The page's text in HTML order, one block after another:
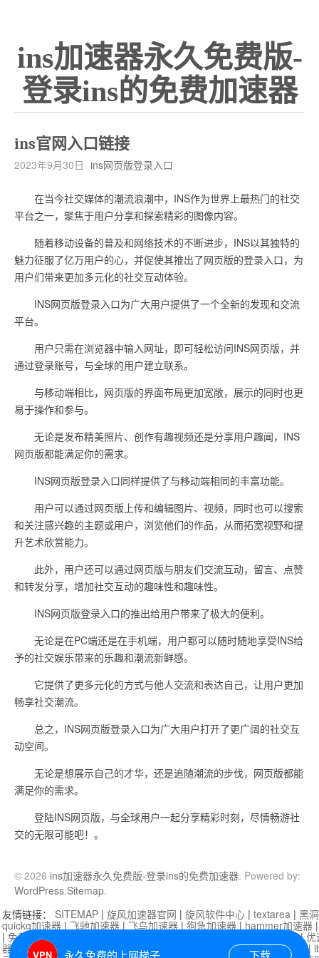
ins加速器永久免费版-
登录ins的免费加速器
ins官网入口链接
2023年9月30日 ins网页版登录入口
在当今社交媒体的潮流浪潮中，INS作为世界上最热门的社交
平台之一，聚焦于用户分享和探索精彩的图像内容。
随着移动设备的普及和网络技术的不断进步，INS以其独特的
魅力征服了亿万用户的心，并促使其推出了网页版的登录入口，为
用户们带来更加多元化的社交互动体验。
INS网页版登录入口为广大用户提供了一个全新的发现和交流
平台。
用户只需在浏览器中输入网址，即可轻松访问INS网页版，并
通过登录账号，与全球的用户建立联系。
与移动端相比，网页版的界面布局更加宽敞，展示的同时也更
易于操作和参与。
无论是发布精美照片、创作有趣视频还是分享用户趣闻，INS
网页版都能满足你的需求。
INS网页版登录入口同样提供了与移动端相同的丰富功能。
用户可以通过网页版上传和编辑图片、视频，同时也可以搜索
和关注感兴趣的主题或用户，浏览他们的作品，从而拓宽视野和提
升艺术欣赏能力。
此外，用户还可以通过网页版与朋友们交流互动，留言、点赞
和转发分享，增加社交互动的趣味性和趣味性。
INS网页版登录入口的推出给用户带来了极大的便利。
无论是在PC端还是在手机端，用户都可以随时随地享受INS给
予的社交娱乐带来的乐趣和潮流新鲜感。
它提供了更多元化的方式与他人交流和表达自己，让用户更加
畅享社交潮流。
总之，INS网页版登录入口为广大用户打开了更广阔的社交互
动空间。
无论是想展示自己的才华，还是追随潮流的步伐，网页版都能
满足你的需求。
登陆INS网页版，与全球用户一起分享精彩时刻，尽情畅游社
交的无限可能吧！。
© 2026 ins加速器永久免费版-登录ins的免费加速器. Powered by:
WordPress.Sitemap.
永久免费的上网梯子 下载
友情链接： SITEMAP | 旋风加速器官网 | 旋风软件中心 | textarea | 黑
quickq加速器 | 飞驰加速器 | 飞鸟加速器 | 狗急加速器 | hammer加速器
| 免费vqn加速外网 迷雾通|优
器| 快柠檬加速器|黑洞加速 |falemon 快橙加速器|anycast加速器 |